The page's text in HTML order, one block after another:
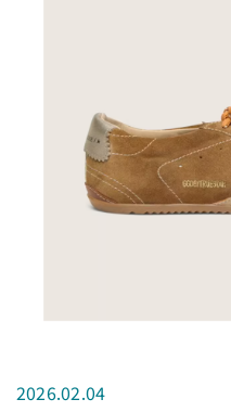
2026.02.04